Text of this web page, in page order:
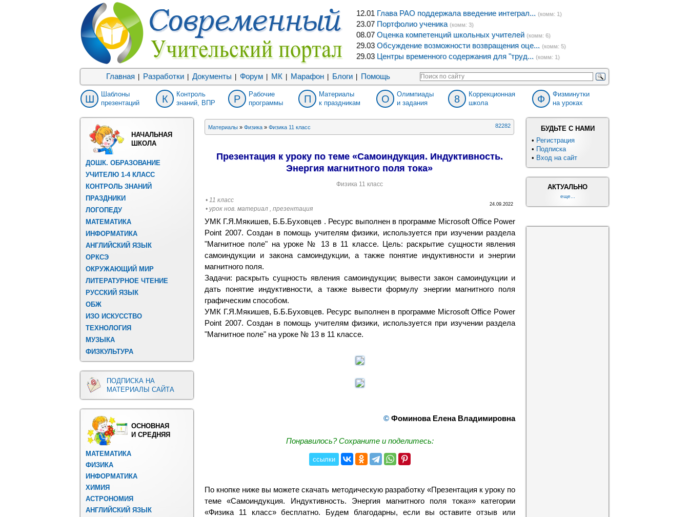
12.01 Глава РАО поддержала введение интеграл... (комм: 1)
23.07 Портфолио ученика (комм: 3)
08.07 Оценка компетенций школьных учителей (комм: 6)
29.03 Обсуждение возможности возвращения оце... (комм: 5)
29.03 Центры временного содержания для "труд... (комм: 1)
Главная Разработки Документы Форум МК Марафон Блоги Помощь
Ш
Шаблоны
презентаций
К
Контроль
знаний, ВПР
Р
Рабочие
программы
П
Материалы
к праздникам
О
Олимпиады
и задания
8
Коррекционная
школа
Ф
Физминутки
на уроках
НАЧАЛЬНАЯ
ШКОЛА
ДОШК. ОБРАЗОВАНИЕ
УЧИТЕЛЮ 1-4 КЛАСС
КОНТРОЛЬ ЗНАНИЙ
ПРАЗДНИКИ
ЛОГОПЕДУ
МАТЕМАТИКА
ИНФОРМАТИКА
АНГЛИЙСКИЙ ЯЗЫК
ОРКСЭ
ОКРУЖАЮЩИЙ МИР
ЛИТЕРАТУРНОЕ ЧТЕНИЕ
РУССКИЙ ЯЗЫК
ОБЖ
ИЗО ИСКУССТВО
ТЕХНОЛОГИЯ
МУЗЫКА
ФИЗКУЛЬТУРА
ПОДПИСКА НА
МАТЕРИАЛЫ САЙТА
ОСНОВНАЯ
И СРЕДНЯЯ
МАТЕМАТИКА
ФИЗИКА
ИНФОРМАТИКА
ХИМИЯ
АСТРОНОМИЯ
АНГЛИЙСКИЙ ЯЗЫК
Материалы » Физика » Физика 11 класс 82282
Презентация к уроку по теме «Самоиндукция. Индуктивность.
Энергия магнитного поля тока»
Физика 11 класс
• 11 класс
• урок нов. материал , презентация
24.09.2022
УМК Г.Я.Мякишев, Б.Б.Буховцев . Ресурс выполнен в программе Microsoft Office Power
Point 2007. Создан в помощь учителям физики, используется при изучении раздела
"Магнитное поле" на уроке № 13 в 11 классе. Цель: раскрытие сущности явления
самоиндукции и закона самоиндукции, а также понятие индуктивности и энергии
магнитного поля.
Задачи: раскрыть сущность явления самоиндукции; вывести закон самоиндукции и
дать понятие индуктивности, а также вывести формулу энергии магнитного поля
графическим способом.
УМК Г.Я.Мякишев, Б.Б.Буховцев. Ресурс выполнен в программе Microsoft Office Power
Point 2007. Создан в помощь учителям физики, используется при изучении раздела
"Магнитное поле" на уроке № 13 в 11 классе.
© Фоминова Елена Владимировна
Понравилось? Сохраните и поделитесь:
ссылки
По кнопке ниже вы можете скачать методическую разработку «Презентация к уроку по
теме «Самоиндукция. Индуктивность. Энергия магнитного поля тока»» категории
«Физика 11 класс» бесплатно. Будем благодарны, если вы оставите отзыв или
БУДЬТЕ С НАМИ
• Регистрация
• Подписка
• Вход на сайт
АКТУАЛЬНО
еще...